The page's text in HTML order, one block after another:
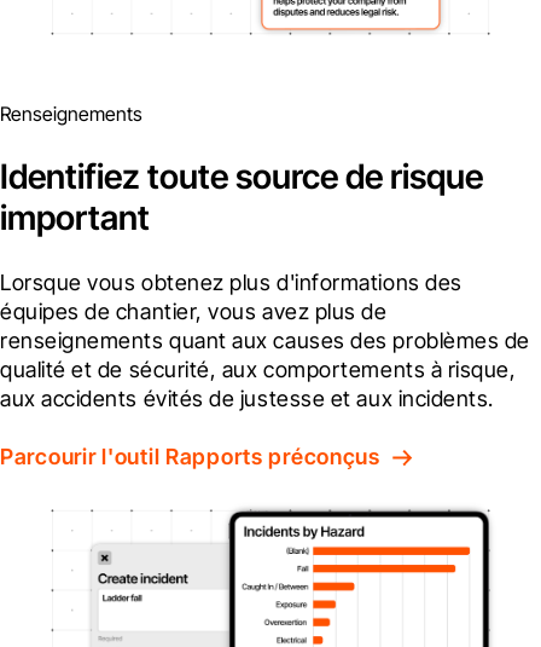
Renseignements
Identifiez toute source de risque
important
Lorsque vous obtenez plus d'informations des
équipes de chantier, vous avez plus de
renseignements quant aux causes des problèmes de
qualité et de sécurité, aux comportements à risque,
aux accidents évités de justesse et aux incidents.
Parcourir l'outil Rapports préconçus